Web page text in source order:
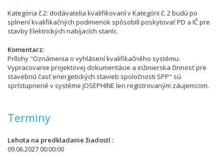
Kategória č.2: dodávatelia kvalifikovaní v Kategórii č. 2 budú po
splnení kvalifikačných podmienok spôsobilí poskytovať PD a IČ pre
stavby Elektrických nabíjacích staníc.
Komentarz
Prílohy "Oznámenia o vyhlásení kvalifikačného systému:
Vypracovanie projektovej dokumentácie a inžinierska činnosť pre
stavebnú časť energetických stavieb spoločnosti SPP" sú
sprístupnené v systéme JOSEPHINE len registrovaným záujemcom.
Terminy
Lehota na predkladanie žiadostí
09.06.2027 00:00:00